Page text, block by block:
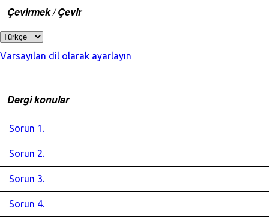
Çevirmek / Çevir
Varsayılan dil olarak ayarlayın
Dergi konular
Sorun 1.
Sorun 2.
Sorun 3.
Sorun 4.